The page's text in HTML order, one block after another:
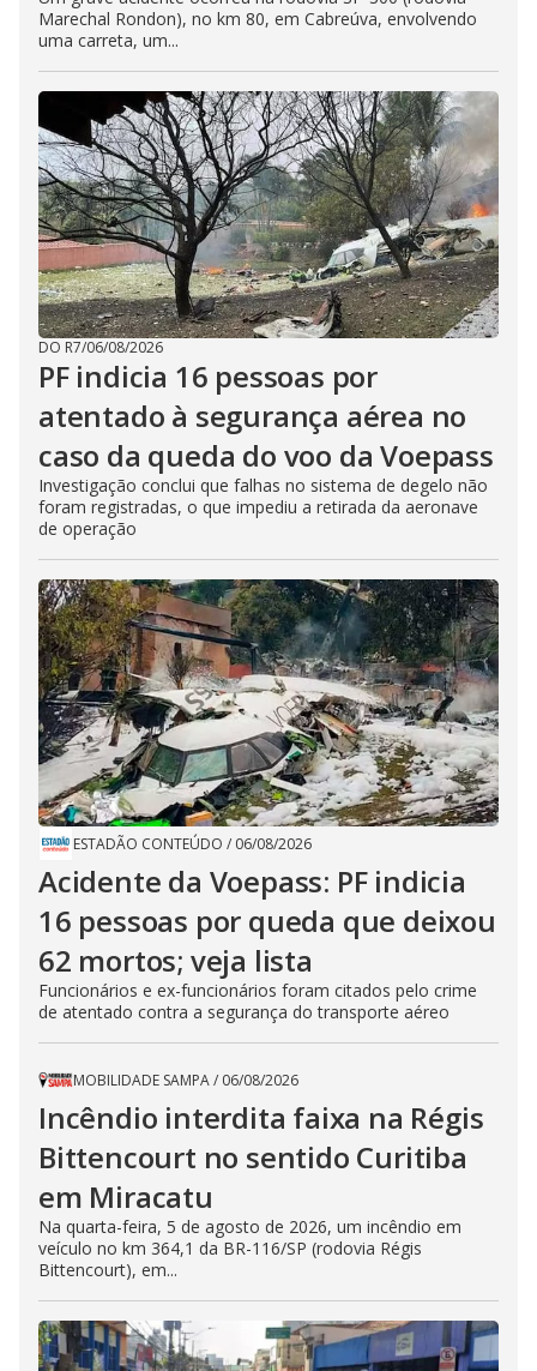
Marechal Rondon), no km 80, em Cabreúva, envolvendo
uma carreta, um...
DO R7/06/08/2026
PF indicia 16 pessoas por
atentado à segurança aérea no
caso da queda do voo da Voepass
Investigação conclui que falhas no sistema de degelo não
foram registradas, o que impediu a retirada da aeronave
de operação
ESTADÃO CONTEÚDO / 06/08/2026
Acidente da Voepass: PF indicia
16 pessoas por queda que deixou
62 mortos; veja lista
Funcionários e ex-funcionários foram citados pelo crime
de atentado contra a segurança do transporte aéreo
MOBILIDADE SAMPA/ 06/08/2026
Incêndio interdita faixa na Régis
Bittencourt no sentido Curitiba
em Miracatu
Na quarta-feira, 5 de agosto de 2026, um incêndio em
veículo no km 364,1 da BR-116/SP (rodovia Régis
Bittencourt), em...